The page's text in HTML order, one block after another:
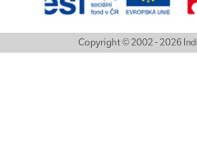
Copyright © 2002 - 2026